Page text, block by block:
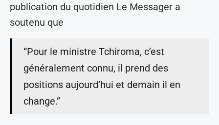
publication du quotidien Le Messager a
soutenu que
“Pour le ministre Tchiroma, c’est
généralement connu, il prend des
positions aujourd’hui et demain il en
change.”